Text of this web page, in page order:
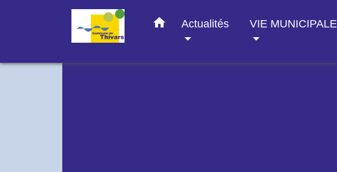
home Actualités VIE MUNICIPALE